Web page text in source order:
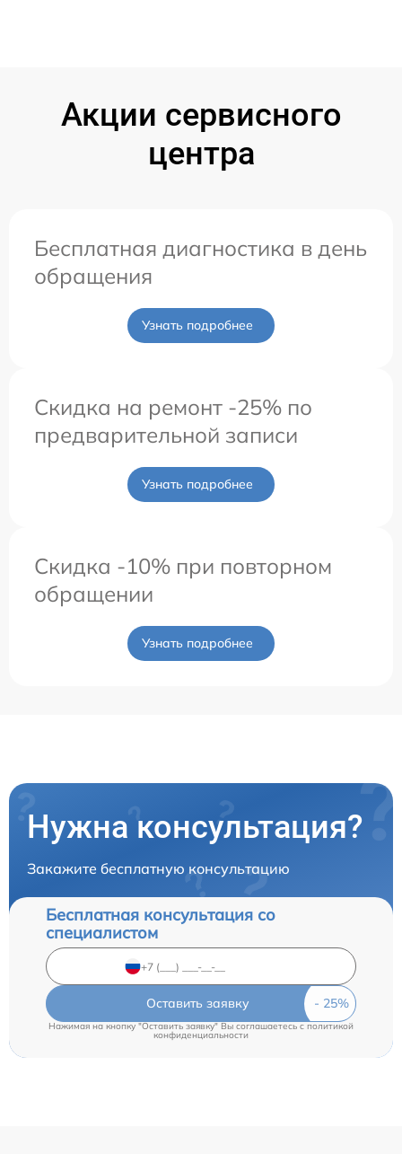
Акции сервисного
центра
Бесплатная диагностика в день
обращения
Узнать подробнее
Скидка на ремонт -25% по
предварительной записи
Узнать подробнее
Скидка -10% при повторном
обращении
Узнать подробнее
Нужна консультация?
Закажите бесплатную консультацию
Бесплатная консультация со
специалистом
Оставить заявку
Нажимая на кнопку "Оставить заявку" Вы соглашаетесь c политикой
конфиденциальности